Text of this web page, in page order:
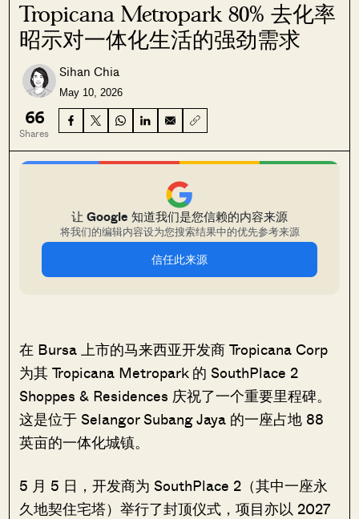
Tropicana Metropark 80% 去化率
昭示对一体化生活的强劲需求
Sihan Chia
May 10, 2026
66
Shares
让 Google 知道我们是您信赖的内容来源
将我们的编辑内容设为您搜索结果中的优先参考来源
信任此来源
在 Bursa 上市的马来西亚开发商 Tropicana Corp
为其 Tropicana Metropark 的 SouthPlace 2
Shoppes & Residences 庆祝了一个重要里程碑。
这是位于 Selangor Subang Jaya 的一座占地 88
英亩的一体化城镇。
5 月 5 日，开发商为 SouthPlace 2（其中一座永
久地契住宅塔）举行了封顶仪式，项目亦以 2027